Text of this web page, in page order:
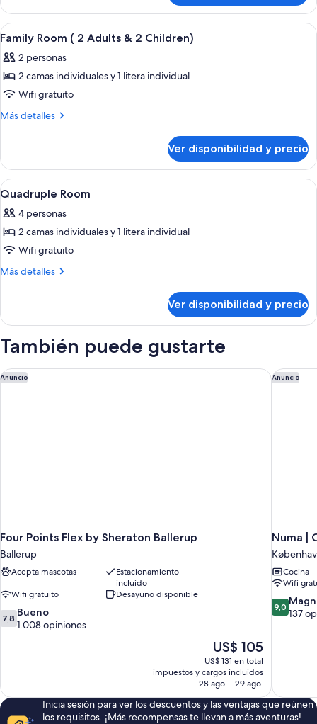
Room
Ver
todas
las
fotos
de
Family
2
Adults
&
2
Children)
7
Family Room ( 2 Adults & 2 Children)
2 personas
2 camas individuales y 1 litera individual
Wifi gratuito
Más detalles
Más
Room
2
&
2
Ver disponibilidad y precio
Ver
todas
las
fotos
de
Quadruple
5
Quadruple Room
4 personas
2 camas individuales y 1 litera individual
Wifi gratuito
Más detalles
Más
Room
Ver disponibilidad y precio
También puede gustarte
Anuncio
Four Points Flex by Sheraton Ballerup
Ballerup
Acepta mascotas
Estacionamiento
incluido
Wifi gratuito
Desayuno disponible
7.8
de
7,8 Bueno
1.008 opiniones
El
precio
actual
es
de
US$ 105
US$ 105
US$ 131 en total
impuestos y cargos incluidos
28 ago. - 29 ago.
Four Points Flex by Sheraton Ballerup Anuncio
Numa |
Cocina
Wifi
9.0
de
9,0
137
Numa |
Inicia sesión para ver los descuentos y las ventajas que reúnen
los requisitos. ¡Más recompensas te llevan a más aventuras!